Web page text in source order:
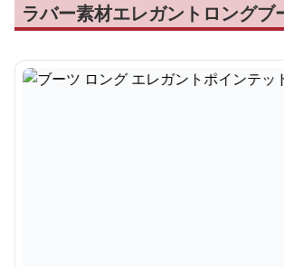
ラバー素材エレガントロングブ